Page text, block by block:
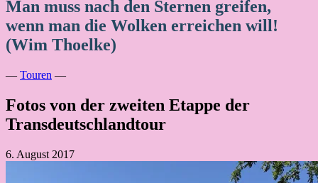
Man muss nach den Sternen greifen,
wenn man die Wolken erreichen will!
(Wim Thoelke)
— Touren —
Fotos von der zweiten Etappe der
Transdeutschlandtour
6. August 2017